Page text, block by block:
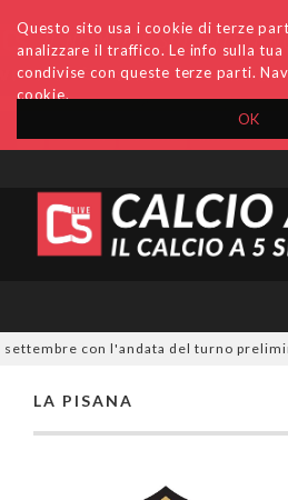
OK
Questo sito usa i cookie di terze
analizzare il traffico. Le info sulla tua
condivise con queste terze parti.
cookie.
Accedi Archivio Invio
con l'andata del turno
LA PISANA